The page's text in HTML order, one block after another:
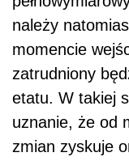
należy
momencie
zatrudniony
etatu. W takiej
uznanie, że od
zmian zyskuje